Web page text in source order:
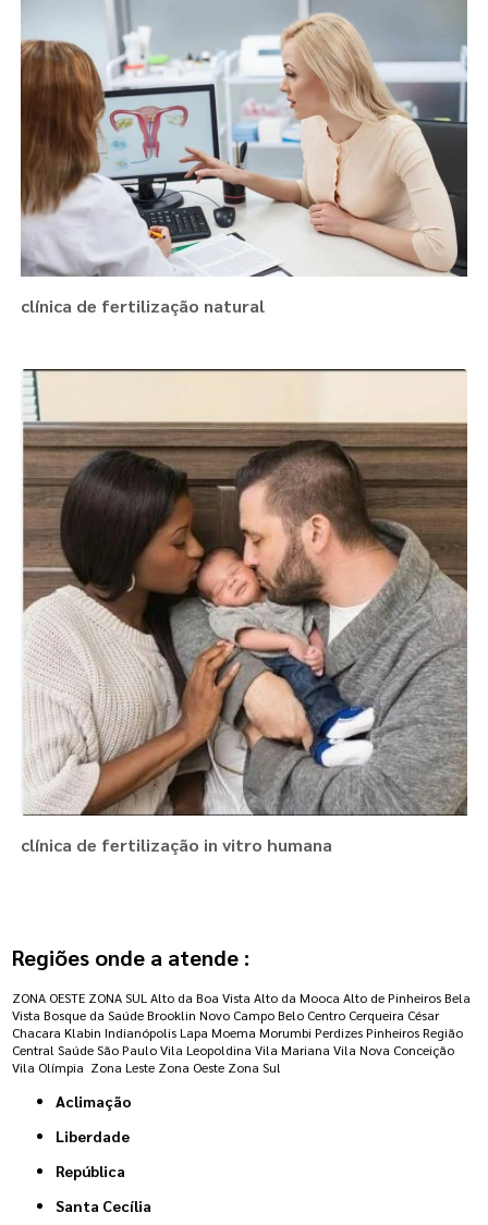
clínica de fertilização natural
clínica de fertilização in vitro humana
Regiões onde a atende :
ZONA OESTE ZONA SUL Alto da Boa Vista Alto da Mooca Alto de Pinheiros Bela
Vista Bosque da Saúde Brooklin Novo Campo Belo Centro Cerqueira César
Chacara Klabin Indianópolis Lapa Moema Morumbi Perdizes Pinheiros Região
Central Saúde São Paulo Vila Leopoldina Vila Mariana Vila Nova Conceição
Vila Olímpia Zona Leste Zona Oeste Zona Sul
Aclimação
Liberdade
República
Santa Cecília